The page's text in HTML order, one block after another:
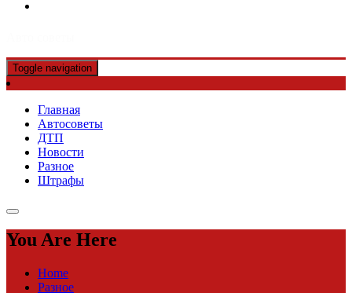
Toggle navigation
Главная
Автосоветы
ДТП
Новости
Разное
Штрафы
You Are Here
Home
Разное